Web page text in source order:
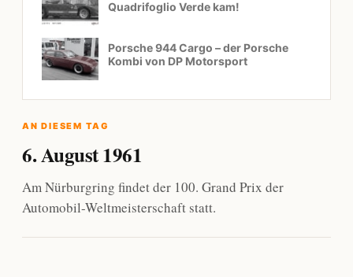
Quadrifoglio Verde kam!
Porsche 944 Cargo – der Porsche
Kombi von DP Motorsport
AN DIESEM TAG
6. August 1961
Am Nürburgring findet der 100. Grand Prix der
Automobil-Weltmeisterschaft statt.